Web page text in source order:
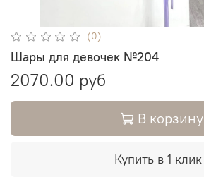
(0)
Шары для девочек №204
2070.00 руб
В корзину
Купить в 1 клик